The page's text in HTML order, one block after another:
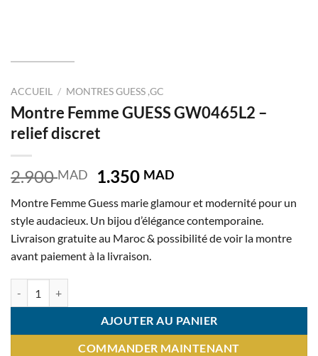
ACCUEIL / MONTRES GUESS ,GC
Montre Femme GUESS GW0465L2 –
relief discret
2.900MAD
Le
initial
était :
2.900 MAD.
1.350 MADLe
actuel
est :
1.350 MAD.
Montre Femme Guess marie glamour et modernité pour un
style audacieux. Un bijou d’élégance contemporaine.
Livraison gratuite au Maroc & possibilité de voir la montre
avant paiement à la livraison.
AJOUTER AU PANIER
COMMANDER MAINTENANT